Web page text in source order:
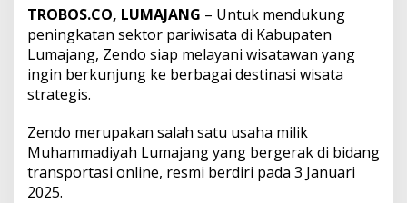
r
i
w
i
s
a
d
a
n
TROBOS.CO, LUMAJANG – Untuk mendukung
peningkatan sektor pariwisata di Kabupaten
Lumajang, Zendo siap melayani wisatawan yang
ingin berkunjung ke berbagai destinasi wisata
strategis.
Zendo merupakan salah satu usaha milik
Muhammadiyah Lumajang yang bergerak di bidang
transportasi online, resmi berdiri pada 3 Januari
2025.